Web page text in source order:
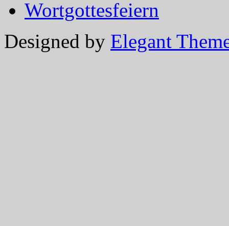
Wortgottesfeiern
Designed by Elegant